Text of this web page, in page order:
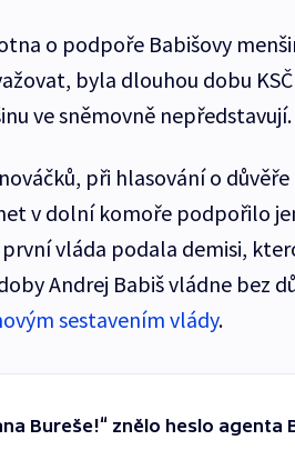
o podpoře Babišovy
byla dlouhou dobu
ve sněmovně nepředstavují.
při hlasování o
v dolní komoře podpořilo
vláda podala demisi,
Andrej Babiš vládne bez
sestavením vlády.
Bureše!“ znělo heslo agenta